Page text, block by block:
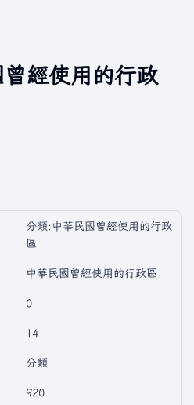
曾經使用的行政
分類:中華民國曾經使用的行政
區
中華民國曾經使用的行政區
0
14
分類
920